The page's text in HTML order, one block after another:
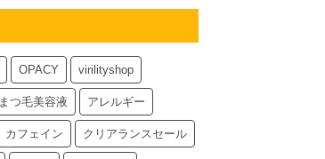
OPACY virilityshop
まつ毛美容液 アレルギー
カフェイン クリアランスセール